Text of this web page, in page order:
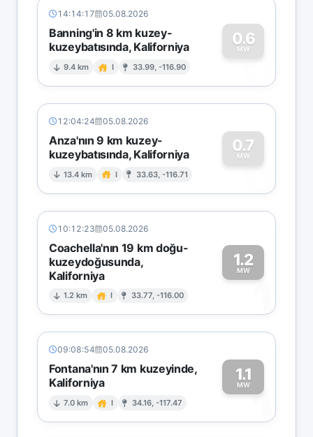
14:14:17 05.08.2026
Banning'in 8 km kuzey-
kuzeybatısında, Kaliforniya
9.4 km I 33.99, -116.90
0.6
MW
0
12:04:24 05.08.2026
Anza'nın 9 km kuzey-
kuzeybatısında, Kaliforniya
13.4 km I 33.63, -116.71
0.7
MW
0
10:12:23 05.08.2026
Coachella'nın 19 km doğu-
kuzeydoğusunda,
Kaliforniya
1.2 km I 33.77, -116.00
1.2
MW
1
09:08:54 05.08.2026
Fontana'nın 7 km kuzeyinde,
Kaliforniya
7.0 km I 34.16, -117.47
1.1
MW1